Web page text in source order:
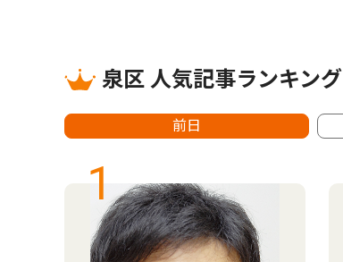
泉区 人気記事ランキング
前日
1